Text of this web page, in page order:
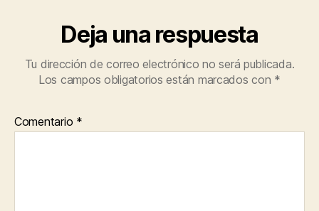
Deja una respuesta
Tu dirección de correo electrónico no será publicada.
Los campos obligatorios están marcados con *
Comentario *